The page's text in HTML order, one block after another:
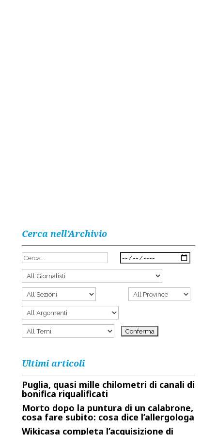
Cerca nell’Archivio
Ultimi articoli
Puglia, quasi mille chilometri di canali di
bonifica riqualificati
Morto dopo la puntura di un calabrone,
cosa fare subito: cosa dice l’allergologa
Wikicasa completa l’acquisizione di